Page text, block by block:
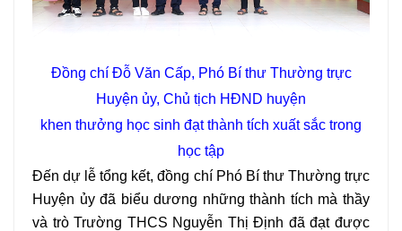
Đồng chí Đỗ Văn Cấp, Phó Bí thư Thường trực
Huyện ủy, Chủ tịch HĐND huyện
khen thưởng học sinh đạt thành tích xuất sắc trong
học tập
Đến dự lễ tổng kết, đồng chí Phó Bí thư Thường trực
Huyện ủy đã biểu dương những thành tích mà thầy
và trò Trường THCS Nguyễn Thị Định đã đạt được